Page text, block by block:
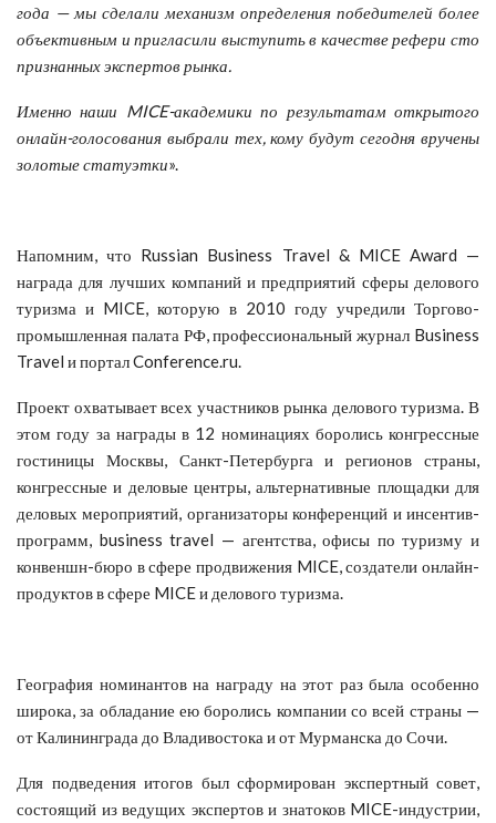
года — мы сделали механизм определения победителей более
объективным и пригласили выступить в качестве рефери сто
признанных экспертов рынка.
Именно наши MICE-академики по результатам открытого
онлайн-голосования выбрали тех, кому будут сегодня вручены
золотые статуэтки».
Напомним, что Russian Business Travel & MICE Award —
награда для лучших компаний и предприятий сферы делового
туризма и MICE, которую в 2010 году учредили Торгово-
промышленная палата РФ, профессиональный журнал Business
Travel и портал Conference.ru.
Проект охватывает всех участников рынка делового туризма. В
этом году за награды в 12 номинациях боролись конгрессные
гостиницы Москвы, Санкт-Петербурга и регионов страны,
конгрессные и деловые центры, альтернативные площадки для
деловых мероприятий, организаторы конференций и инсентив-
программ, business travel — агентства, офисы по туризму и
конвеншн-бюро в сфере продвижения MICE, создатели онлайн-
продуктов в сфере MICE и делового туризма.
География номинантов на награду на этот раз была особенно
широка, за обладание ею боролись компании со всей страны —
от Калининграда до Владивостока и от Мурманска до Сочи.
Для подведения итогов был сформирован экспертный совет,
состоящий из ведущих экспертов и знатоков MICE-индустрии,